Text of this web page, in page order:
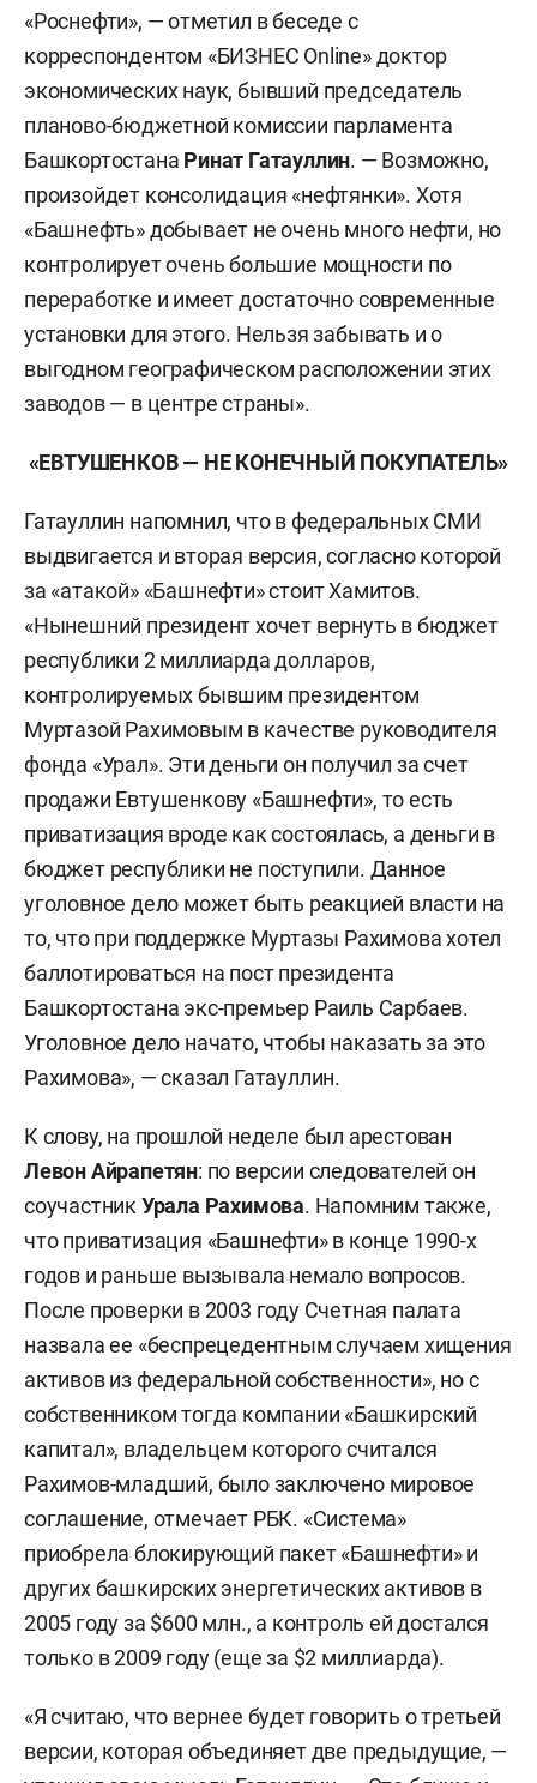
«Роснефти», — отметил в беседе с
корреспондентом «БИЗНЕС Online» доктор
экономических наук, бывший председатель
планово-бюджетной комиссии парламента
Башкортостана Ринат Гатауллин. — Возможно,
произойдет консолидация «нефтянки». Хотя
«Башнефть» добывает не очень много нефти, но
контролирует очень большие мощности по
переработке и имеет достаточно современные
установки для этого. Нельзя забывать и о
выгодном географическом расположении этих
заводов — в центре страны».
«ЕВТУШЕНКОВ — НЕ КОНЕЧНЫЙ ПОКУПАТЕЛЬ»
Гатауллин напомнил, что в федеральных СМИ
выдвигается и вторая версия, согласно которой
за «атакой» «Башнефти» стоит Хамитов.
«Нынешний президент хочет вернуть в бюджет
республики 2 миллиарда долларов,
контролируемых бывшим президентом
Муртазой Рахимовым в качестве руководителя
фонда «Урал». Эти деньги он получил за счет
продажи Евтушенкову «Башнефти», то есть
приватизация вроде как состоялась, а деньги в
бюджет республики не поступили. Данное
уголовное дело может быть реакцией власти на
то, что при поддержке Муртазы Рахимова хотел
баллотироваться на пост президента
Башкортостана экс-премьер Раиль Сарбаев.
Уголовное дело начато, чтобы наказать за это
Рахимова», — сказал Гатауллин.
К слову, на прошлой неделе был арестован
Левон Айрапетян: по версии следователей он
соучастник Урала Рахимова. Напомним также,
что приватизация «Башнефти» в конце 1990-х
годов и раньше вызывала немало вопросов.
После проверки в 2003 году Счетная палата
назвала ее «беспрецедентным случаем хищения
активов из федеральной собственности», но с
собственником тогда компании «Башкирский
капитал», владельцем которого считался
Рахимов-младший, было заключено мировое
соглашение, отмечает РБК. «Система»
приобрела блокирующий пакет «Башнефти» и
других башкирских энергетических активов в
2005 году за $600 млн., а контроль ей достался
только в 2009 году (еще за $2 миллиарда).
«Я считаю, что вернее будет говорить о третьей
версии, которая объединяет две предыдущие, —